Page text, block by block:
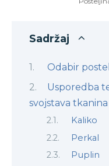
Sadržaj
Odabir
Usporedba
svojstava tkanina
Kaliko
Perkal
Puplin